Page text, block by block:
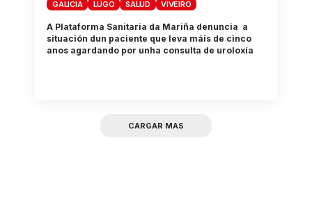
GALICIA LUGO SALUD VIVEIRO
A Plataforma Sanitaria da Mariña denuncia a
situación dun paciente que leva máis de cinco
anos agardando por unha consulta de uroloxía
CARGAR MAS